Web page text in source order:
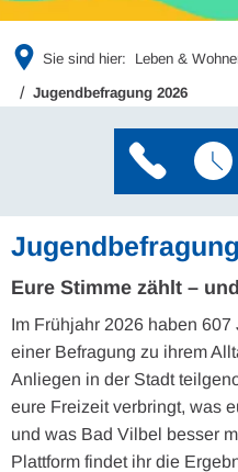
Sie sind hier: Leben &
Jugendbefragung 2026
Eure Stimme zählt –
Im Frühjahr 2026 haben
einer Befragung zu ihrem
Anliegen in der Stadt
eure Freizeit verbringt, was
und was Bad Vilbel besser
Plattform findet ihr die